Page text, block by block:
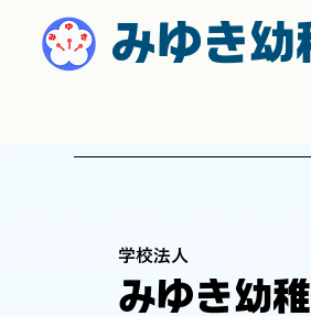
みゆき幼
学校法人
みゆき幼